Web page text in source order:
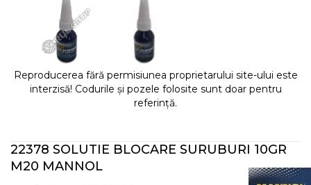
Reproducerea fără permisiunea proprietarului site-ului este
interzisă! Codurile și pozele folosite sunt doar pentru
referință.
22378 SOLUTIE BLOCARE SURUBURI 10GR
M20 MANNOL